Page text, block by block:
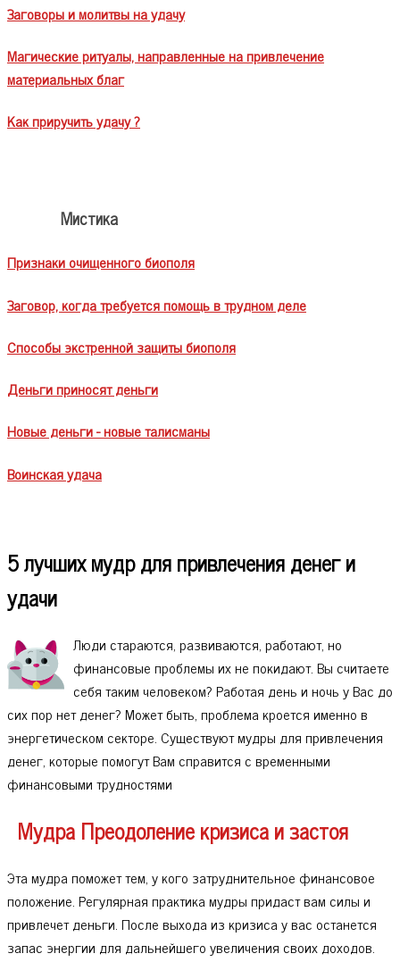
Заговоры и молитвы на удачу
Магические ритуалы, направленные на привлечение
материальных благ
Как приручить удачу ?
Мистика
Признаки очищенного биополя
Заговор, когда требуется помощь в трудном деле
Способы экстренной защиты биополя
Деньги приносят деньги
Новые деньги - новые талисманы
Воинская удача
5 лучших мудр для привлечения денег и
удачи
Люди стараются, развиваются, работают, но
финансовые проблемы их не покидают. Вы считаете
себя таким человеком? Работая день и ночь у Вас до
сих пор нет денег? Может быть, проблема кроется именно в
энергетическом секторе. Существуют мудры для привлечения
денег, которые помогут Вам справится с временными
финансовыми трудностями
Мудра Преодоление кризиса и застоя
Эта мудра поможет тем, у кого затруднительное финансовое
положение. Регулярная практика мудры придаст вам силы и
привлечет деньги. После выхода из кризиса у вас останется
запас энергии для дальнейшего увеличения своих доходов.